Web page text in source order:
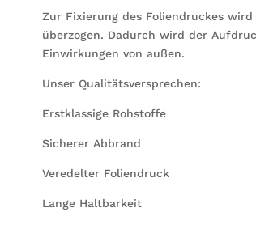
Zur Fixierung des Foliendruckes
überzogen. Dadurch wird der
Einwirkungen von außen.
Unser Qualitätsversprechen:
Erstklassige Rohstoffe
Sicherer Abbrand
Veredelter Foliendruck
Lange Haltbarkeit